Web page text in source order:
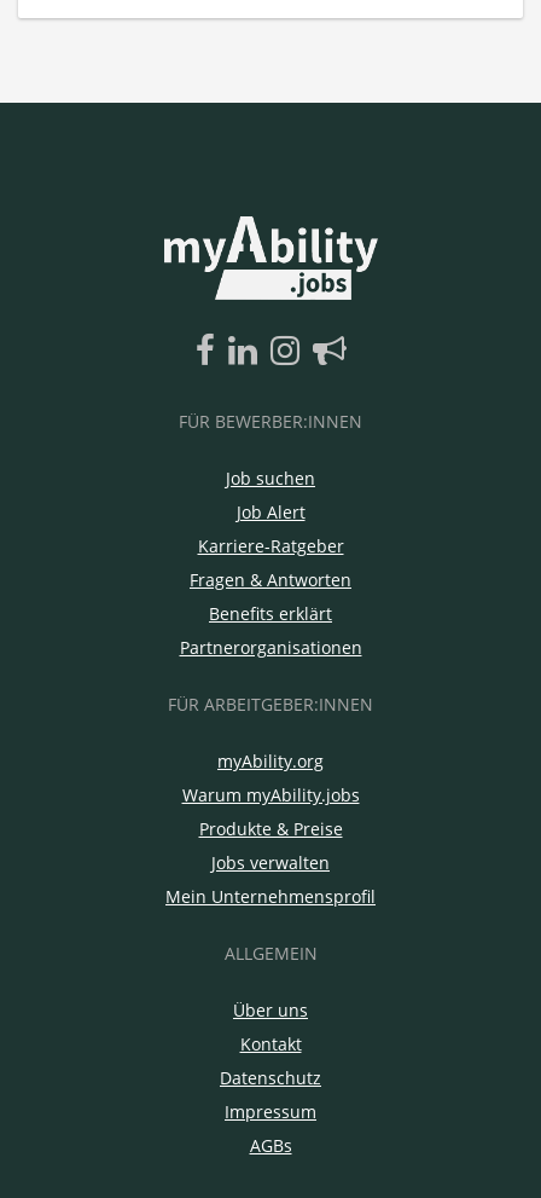
FÜR BEWERBER:INNEN
Job suchen
Job Alert
Karriere-Ratgeber
Fragen & Antworten
Benefits erklärt
Partnerorganisationen
FÜR ARBEITGEBER:INNEN
myAbility.org
Warum myAbility.jobs
Produkte & Preise
Jobs verwalten
Mein Unternehmensprofil
ALLGEMEIN
Über uns
Kontakt
Datenschutz
Impressum
AGBs